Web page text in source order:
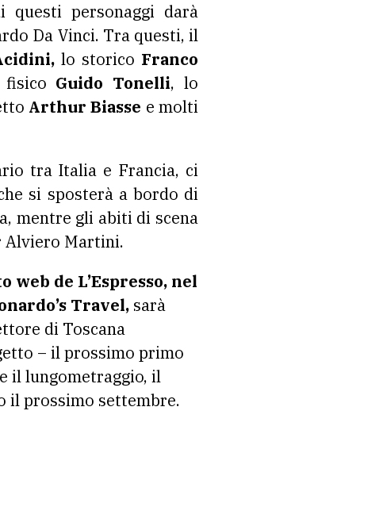
questi personaggi darà
Da Vinci. Tra questi, il
lo storico Franco
Guido Tonelli, lo
Arthur Biasse e molti
tra Italia e Francia, ci
si sposterà a bordo di
mentre gli abiti di scena
Alviero Martini.
web de L’Espresso, nel
Travel, sarà
di Toscana
– il prossimo primo
il lungometraggio, il
il prossimo settembre.